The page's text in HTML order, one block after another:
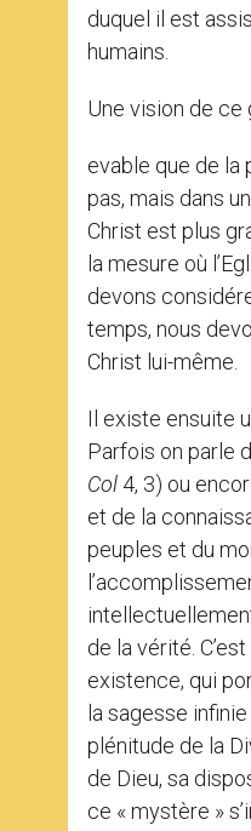
duquel il est
humains.
Une vision de ce
evable que de la
pas, mais dans
Christ est plus
la mesure où
devons
temps, nous
Christ lui-même.
Il existe ensuite
Parfois on parle
Col 4, 3) ou
et de la
peuples et du
de la vérité.
existence, qui
la sagesse
plénitude de la
de Dieu, sa
ce « mystère »